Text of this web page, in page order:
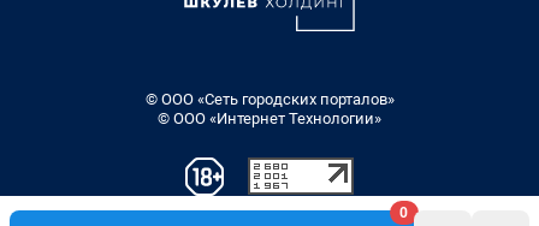
0
© ООО «Сеть городских порталов»
© ООО «Интернет Технологии»